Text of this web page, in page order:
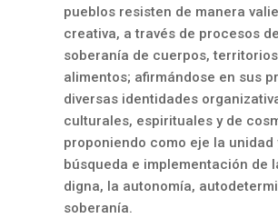
pueblos resisten de manera
creativa, a través de procesos de
soberanía de cuerpos,
alimentos; afirmándose en sus
diversas identidades
culturales, espirituales y de
proponiendo como eje la unidad
búsqueda e implementación de
digna, la autonomía,
soberanía.